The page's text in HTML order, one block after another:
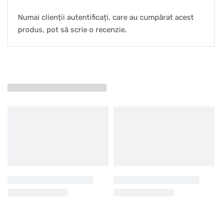
Numai clienții autentificați, care au cumpărat acest
produs, pot să scrie o recenzie.